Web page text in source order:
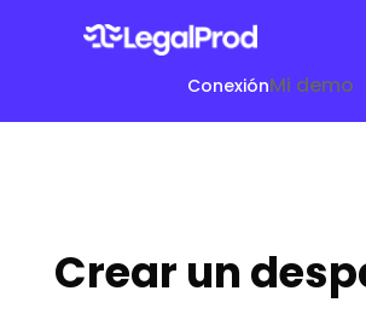
ConexiónMi demo
Crear un